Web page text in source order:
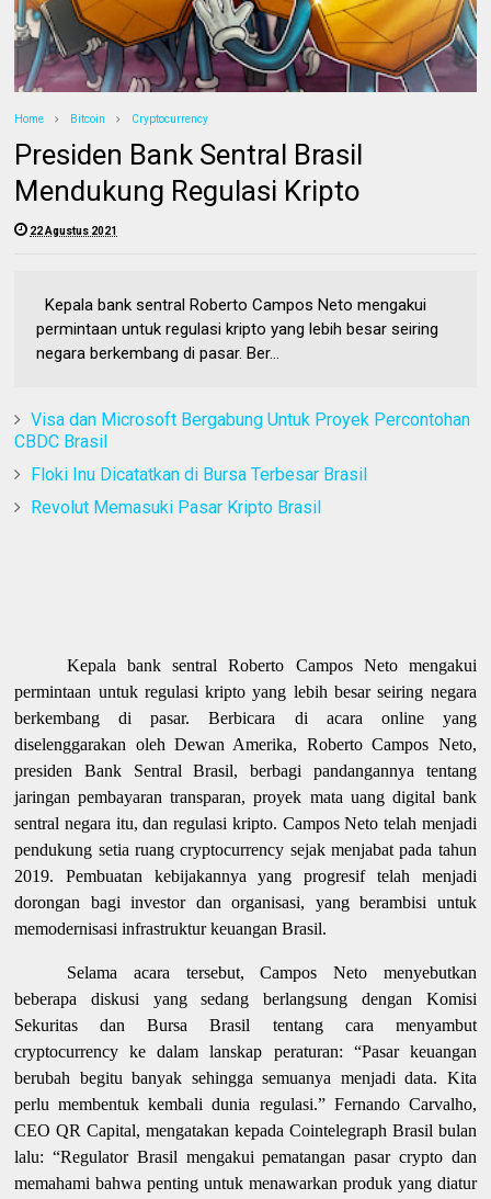
Home Bitcoin Cryptocurrency
Presiden Bank Sentral Brasil
Mendukung Regulasi Kripto
22 Agustus 2021
Kepala bank sentral Roberto Campos Neto mengakui
permintaan untuk regulasi kripto yang lebih besar seiring
negara berkembang di pasar. Ber...
Visa dan Microsoft Bergabung Untuk Proyek Percontohan
CBDC Brasil
Floki Inu Dicatatkan di Bursa Terbesar Brasil
Revolut Memasuki Pasar Kripto Brasil
Kepala bank sentral Roberto Campos Neto mengakui
permintaan untuk regulasi kripto yang lebih besar seiring negara
berkembang di pasar. Berbicara di acara online yang
diselenggarakan oleh Dewan Amerika, Roberto Campos Neto,
presiden Bank Sentral Brasil, berbagi pandangannya tentang
jaringan pembayaran transparan, proyek mata uang digital bank
sentral negara itu, dan regulasi kripto. Campos Neto telah menjadi
pendukung setia ruang cryptocurrency sejak menjabat pada tahun
2019. Pembuatan kebijakannya yang progresif telah menjadi
dorongan bagi investor dan organisasi, yang berambisi untuk
memodernisasi infrastruktur keuangan Brasil.
Selama acara tersebut, Campos Neto menyebutkan
beberapa diskusi yang sedang berlangsung dengan Komisi
Sekuritas dan Bursa Brasil tentang cara menyambut
cryptocurrency ke dalam lanskap peraturan: “Pasar keuangan
berubah begitu banyak sehingga semuanya menjadi data. Kita
perlu membentuk kembali dunia regulasi.” Fernando Carvalho,
CEO QR Capital, mengatakan kepada Cointelegraph Brasil bulan
lalu: “Regulator Brasil mengakui pematangan pasar crypto dan
memahami bahwa penting untuk menawarkan produk yang diatur